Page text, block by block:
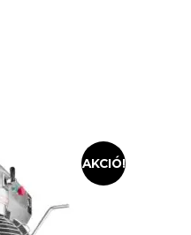
AKCIÓ!